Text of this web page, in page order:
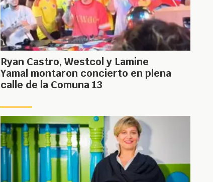
Ryan Castro, Westcol y Lamine
Yamal montaron concierto en plena
calle de la Comuna 13